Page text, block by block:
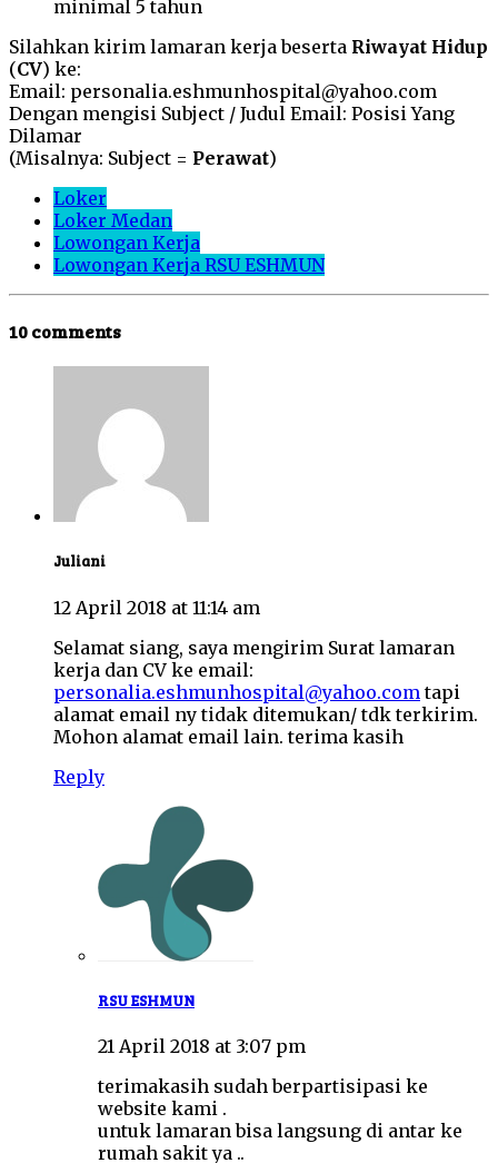
minimal 5 tahun
Silahkan kirim lamaran kerja beserta Riwayat Hidup
(CV) ke:
Email: personalia.eshmunhospital@yahoo.com
Dengan mengisi Subject / Judul Email: Posisi Yang
Dilamar
(Misalnya: Subject = Perawat)
Loker
Loker Medan
Lowongan Kerja
Lowongan Kerja RSU ESHMUN
10 comments
Juliani
12 April 2018 at 11:14 am
Selamat siang, saya mengirim Surat lamaran
kerja dan CV ke email:
personalia.eshmunhospital@yahoo.com tapi
alamat email ny tidak ditemukan/ tdk terkirim.
Mohon alamat email lain. terima kasih
Reply
RSU ESHMUN
21 April 2018 at 3:07 pm
terimakasih sudah berpartisipasi ke
website kami .
untuk lamaran bisa langsung di antar ke
rumah sakit ya ..